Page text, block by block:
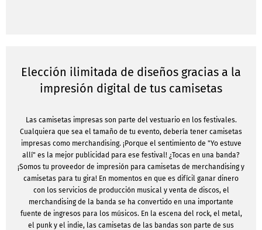
Elección ilimitada de diseños gracias a la
impresión digital de tus camisetas
Las camisetas impresas son parte del vestuario en los festivales.
Cualquiera que sea el tamaño de tu evento, debería tener camisetas
impresas como merchandising. ¡Porque el sentimiento de "Yo estuve
allí" es la mejor publicidad para ese festival! ¿Tocas en una banda?
¡Somos tu proveedor de impresión para camisetas de merchandising y
camisetas para tu gira! En momentos en que es difícil ganar dinero
con los servicios de producción musical y venta de discos, el
merchandising de la banda se ha convertido en una importante
fuente de ingresos para los músicos. En la escena del rock, el metal,
el punk y el indie, las camisetas de las bandas son parte de sus